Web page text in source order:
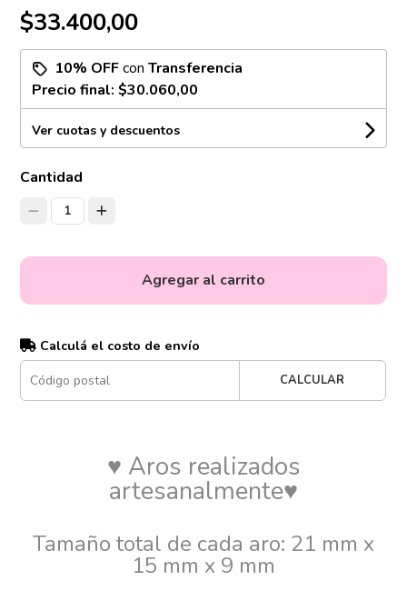
$33.400,00
10% OFFconTransferencia
Precio final:$30.060,00
Ver cuotas y descuentos
Cantidad
1
Agregar al carrito
Calculá el costo de envío
CALCULAR
♥ Aros realizados
artesanalmente♥
Tamaño total de cada aro: 21 mm x
15 mm x 9 mm